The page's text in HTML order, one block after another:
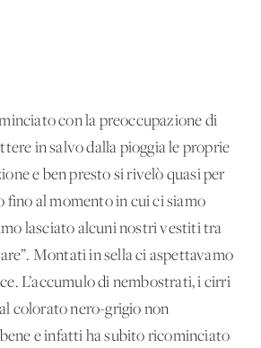
con la preoccupazione di
in salvo dalla pioggia le proprie
e ben presto si rivelò quasi per
al momento in cui ci siamo
lasciato alcuni nostri vestiti tra
Montati in sella ci aspettavamo
L’accumulo di nembostrati, i cirri
colorato nero-grigio non
e infatti ha subito ricominciato